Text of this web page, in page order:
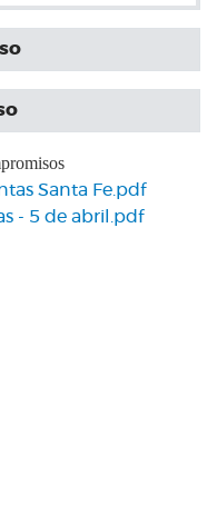
Santa Fe.pdf
- 5 de abril.pdf